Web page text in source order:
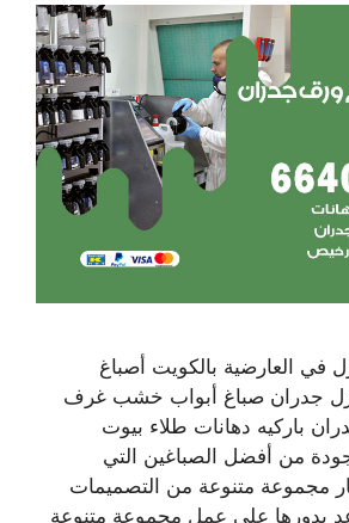
في العارضية بالكويت أصباغ
جدران صباغ أبواب خشب غرف
باركيه دهانات طلاء بيوت
من أفضل الصباغين التي
مجموعة متنوعة من التصميمات
بدورها على عمل مجموعة متنوعة